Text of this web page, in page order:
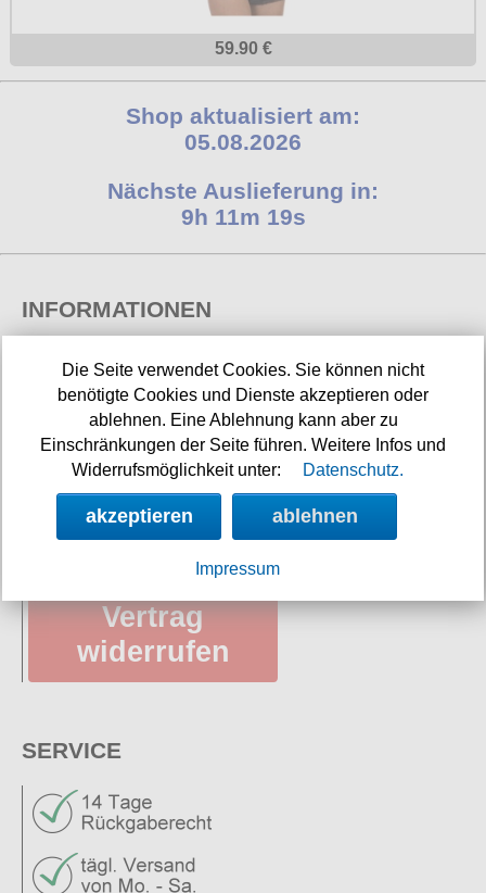
59.90 €
Shop aktualisiert am:
05.08.2026
Nächste Auslieferung in:
9h 11m 18s
INFORMATIONEN
Widerrufsbelehrung
Impressum/Kontakt
Versandkosten
Datenschutz
Vertrag
widerrufen
SERVICE
Die Seite verwendet Cookies. Sie können nicht
benötigte Cookies und Dienste akzeptieren oder
ablehnen. Eine Ablehnung kann aber zu
Einschränkungen der Seite führen. Weitere Infos und
Widerrufsmöglichkeit unter:
Datenschutz.
akzeptieren ablehnen
Impressum